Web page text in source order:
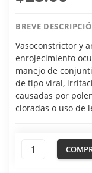
BREVE
Vasoconstrictor y
enrojecimiento
manejo de
de tipo viral,
causadas por
cloradas o uso de